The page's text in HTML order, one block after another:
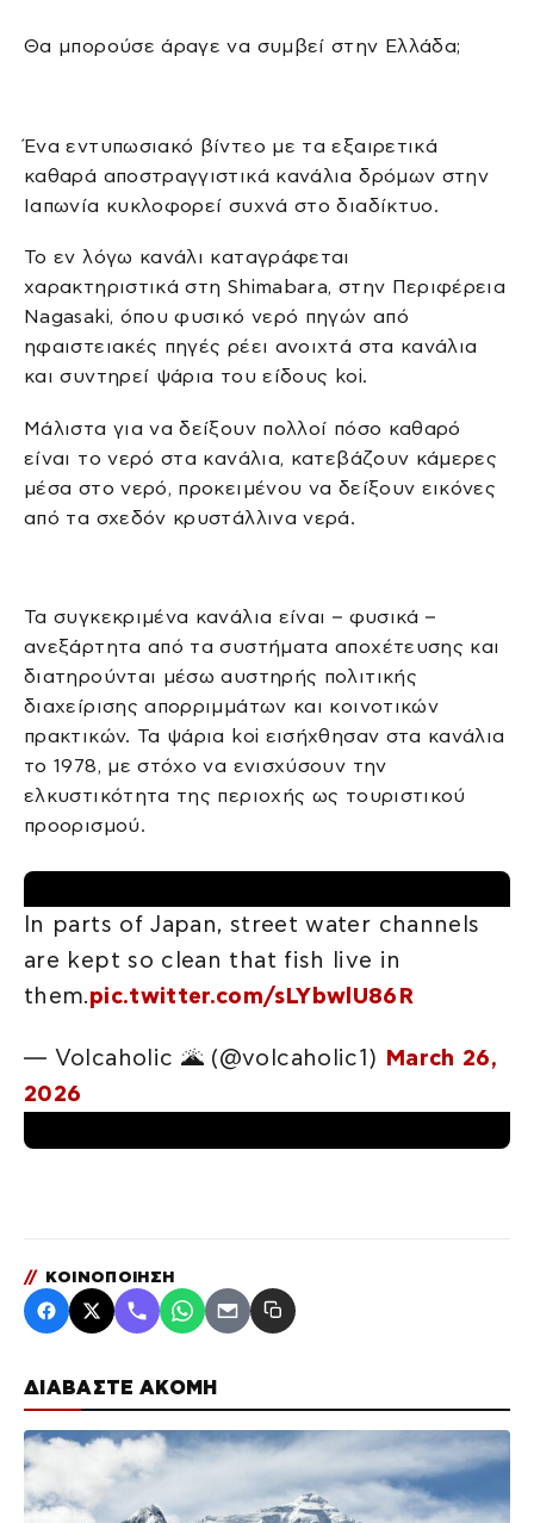
ΔΙΑΒΑΣΤΕ ΑΚΟΜΗ
Θα μπορούσε άραγε να συμβεί στην Ελλάδα;
Ένα εντυπωσιακό βίντεο με τα εξαιρετικά
καθαρά αποστραγγιστικά κανάλια δρόμων στην
Ιαπωνία κυκλοφορεί συχνά στο διαδίκτυο.
Το εν λόγω κανάλι καταγράφεται
χαρακτηριστικά στη Shimabara, στην Περιφέρεια
Nagasaki, όπου φυσικό νερό πηγών από
ηφαιστειακές πηγές ρέει ανοιχτά στα κανάλια
και συντηρεί ψάρια του είδους koi.
Μάλιστα για να δείξουν πολλοί πόσο καθαρό
είναι το νερό στα κανάλια, κατεβάζουν κάμερες
μέσα στο νερό, προκειμένου να δείξουν εικόνες
από τα σχεδόν κρυστάλλινα νερά.
Τα συγκεκριμένα κανάλια είναι – φυσικά –
ανεξάρτητα από τα συστήματα αποχέτευσης και
διατηρούνται μέσω αυστηρής πολιτικής
διαχείρισης απορριμμάτων και κοινοτικών
πρακτικών. Τα ψάρια koi εισήχθησαν στα κανάλια
το 1978, με στόχο να ενισχύσουν την
ελκυστικότητα της περιοχής ως τουριστικού
προορισμού.
In parts of Japan, street water channels
are kept so clean that fish live in
them.pic.twitter.com/sLYbwlU86R
— Volcaholic 🌋 (@volcaholic1) March 26,
2026
// ΚΟΙΝΟΠΟΙΗΣΗ